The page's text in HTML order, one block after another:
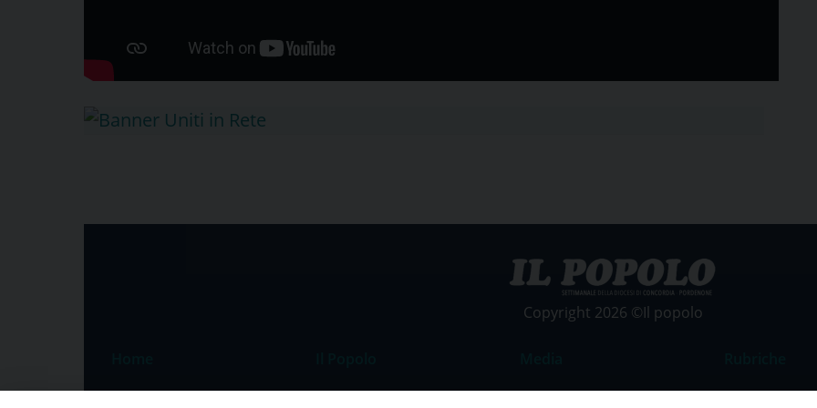
Copyright 2026 ©Il popolo
Speciali
Il settimanale
Foto
Commento